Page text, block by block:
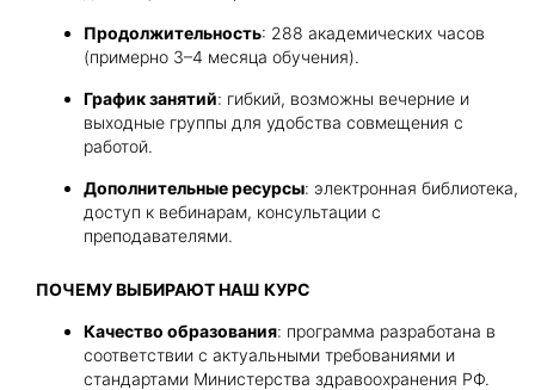
Продолжительность: 288 академических часов
(примерно 3–4 месяца обучения).
График занятий: гибкий, возможны вечерние и
выходные группы для удобства совмещения с
работой.
Дополнительные ресурсы: электронная библиотека,
доступ к вебинарам, консультации с
преподавателями.
ПОЧЕМУ ВЫБИРАЮТ НАШ КУРС
Качество образования: программа разработана в
соответствии с актуальными требованиями и
стандартами Министерства здравоохранения РФ.